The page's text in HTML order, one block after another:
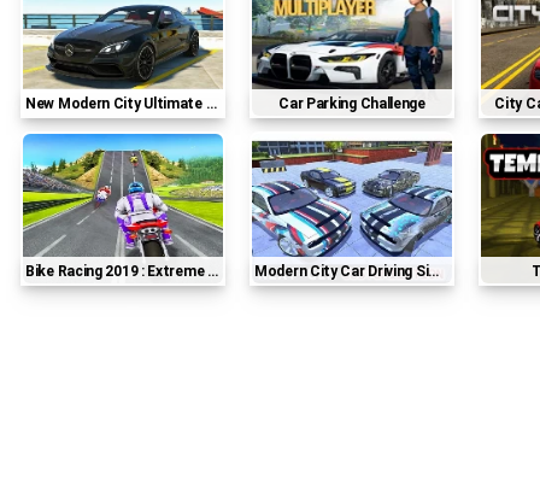
New Modern City Ultimate Car 3d Car Parking Challenge City
Bike Racing 2019 : Extreme Bike Race Modern City Car Driving Simulator